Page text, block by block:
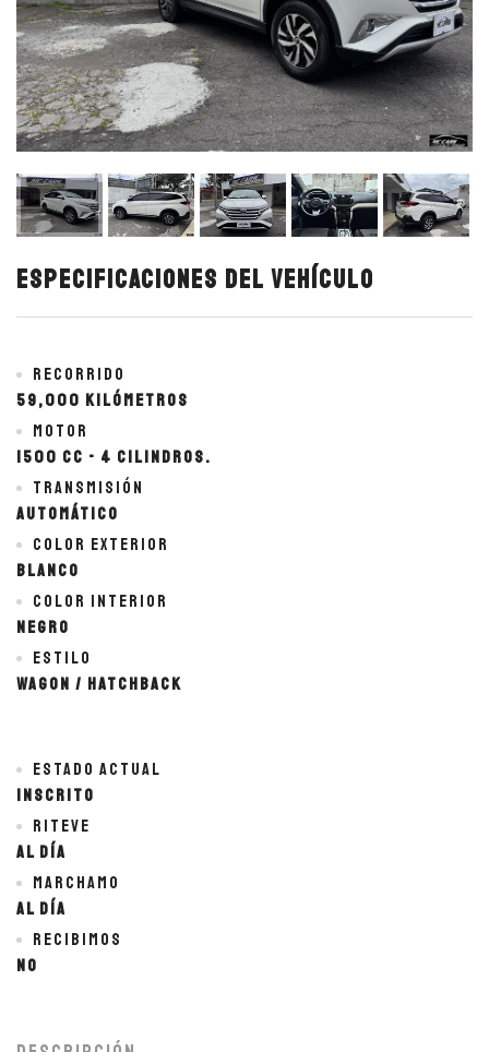
Especificaciones del vehículo
Recorrido
59,000 kilómetros
Motor
1500 cc - 4 cilindros.
Transmisión
Automático
Color exterior
BLANCO
Color interior
NEGRO
Estilo
Wagon / Hatchback
Estado actual
Inscrito
Riteve
Al día
Marchamo
Al día
Recibimos
No